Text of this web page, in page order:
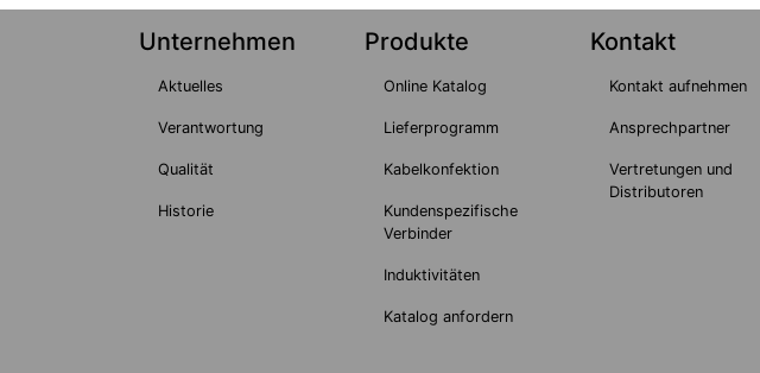
Unternehmen
Aktuelles
Verantwortung
Qualität
Historie
Produkte
Online Katalog
Lieferprogramm
Kabelkonfektion
Kundenspezifische
Verbinder
Induktivitäten
Katalog anfordern
Kontakt
Kontakt aufnehmen
Ansprechpartner
Vertretungen und
Distributoren